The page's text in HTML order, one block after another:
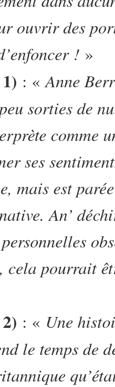
ouvrir des
! »
: «Anne
sorties de
comme
ses
mais est
An’
cela pourrait
: « Une
le temps de